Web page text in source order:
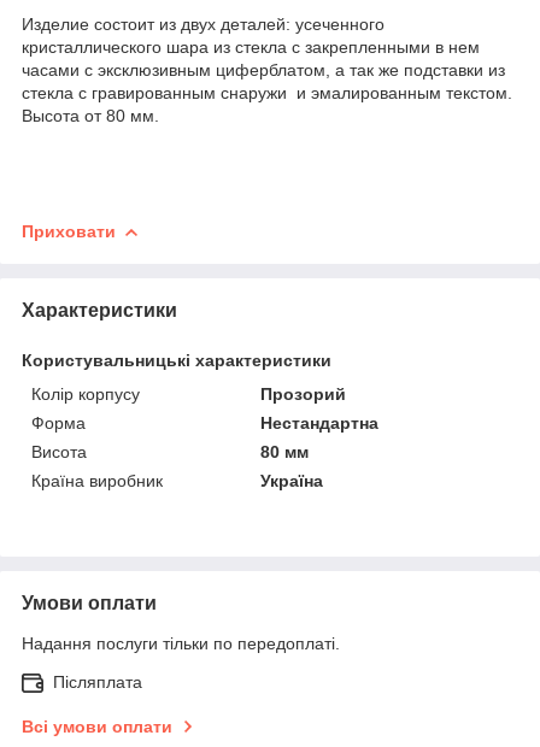
Изделие состоит из двух деталей: усеченного
кристаллического шара из стекла с закрепленными в нем
часами с эксклюзивным циферблатом, а так же подставки из
стекла с гравированным снаружи и эмалированным текстом.
Высота от 80 мм.
Приховати
Характеристики
Користувальницькі характеристики
Колір корпусу
Прозорий
Форма
Нестандартна
Висота
80 мм
Країна виробник
Україна
Умови оплати
Надання послуги тільки по передоплаті.
Післяплата
Всі умови оплати